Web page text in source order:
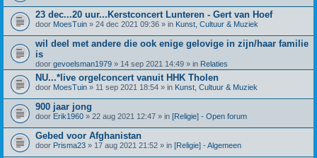
23 dec...20 uur...Kerstconcert Lunteren - Gert van Hoef
door MoesTuin » 24 dec 2021 09:36 » in Kunst, Cultuur & Muziek
wil deel met andere die ook enige gelovige in zijn/haar familie
is
door gevoelsman1979 » 14 sep 2021 14:49 » in Relaties
NU...*live orgelconcert vanuit HHK Tholen
door MoesTuin » 11 sep 2021 18:54 » in Kunst, Cultuur & Muziek
900 jaar jong
door Erik1960 » 22 aug 2021 12:47 » in [Religie] - Open forum
Gebed voor Afghanistan
door Prisma23 » 17 aug 2021 21:52 » in [Religie] - Algemeen